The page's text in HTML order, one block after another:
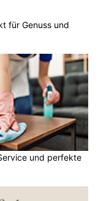
für Genuss und
und perfekte